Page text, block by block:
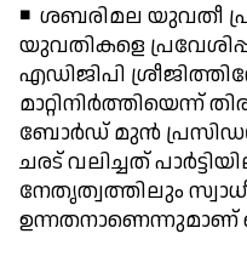
◾ ശബരിമല യുവതീ
യുവതികളെ
എഡിജിപി
മാറ്റിനിര്‍ത്തിയെന്ന്
ബോര്‍ഡ് മുന്‍
ചരട് വലിച്ചത്
നേതൃത്വത്തിലും
ഉന്നതനാണെന്നുമാണ്